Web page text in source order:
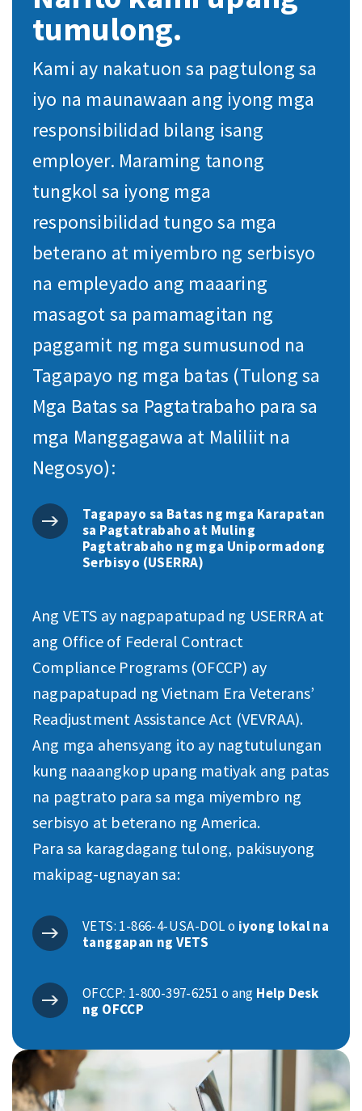
tumulong.
Kami ay nakatuon sa pagtulong sa
iyo na maunawaan ang iyong mga
responsibilidad bilang isang
employer. Maraming tanong
tungkol sa iyong mga
responsibilidad tungo sa mga
beterano at miyembro ng serbisyo
na empleyado ang maaaring
masagot sa pamamagitan ng
paggamit ng mga sumusunod na
Tagapayo ng mga batas (Tulong sa
Mga Batas sa Pagtatrabaho para sa
mga Manggagawa at Maliliit na
Negosyo):
Tagapayo sa Batas ng mga Karapatan
sa Pagtatrabaho at Muling
Pagtatrabaho ng mga Unipormadong
Serbisyo (USERRA)
Ang VETS ay nagpapatupad ng USERRA at
ang Office of Federal Contract
Compliance Programs (OFCCP) ay
nagpapatupad ng Vietnam Era Veterans’
Readjustment Assistance Act (VEVRAA).
Ang mga ahensyang ito ay nagtutulungan
kung naaangkop upang matiyak ang patas
na pagtrato para sa mga miyembro ng
serbisyo at beterano ng America.
Para sa karagdagang tulong, pakisuyong
makipag-ugnayan sa:
VETS: 1-866-4-USA-DOL o iyong lokal na
tanggapan ng VETS
OFCCP: 1-800-397-6251 o ang Help Desk
ng OFCCP